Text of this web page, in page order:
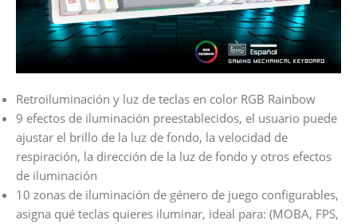
Retroiluminación y luz de teclas en color RGB Rainbow
9 efectos de iluminación preestablecidos, el usuario puede
ajustar el brillo de la luz de fondo, la velocidad de
respiración, la dirección de la luz de fondo y otros efectos
de iluminación
10 zonas de iluminación de género de juego configurables,
asigna qué teclas quieres iluminar, ideal para: (MOBA, FPS,